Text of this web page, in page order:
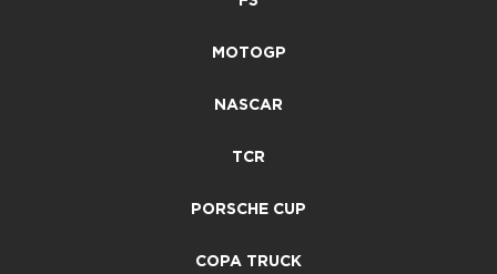
MOTOGP
NASCAR
TCR
PORSCHE CUP
COPA TRUCK